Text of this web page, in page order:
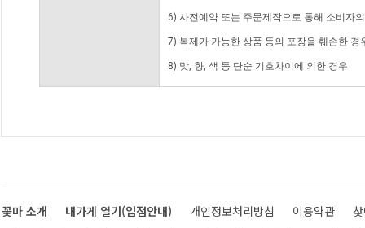
6) 사전예약 또는 주문제작으로 통해 소비자
7) 복제가 가능한 상품 등의 포장을 훼손한 경
8) 맛, 향, 색 등 단순 기호차이에 의한 경우
꽃마 소개 내가게 열기(입점안내) 개인정보처리방침 이용약관